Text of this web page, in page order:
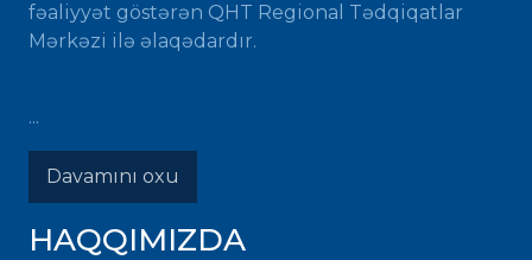
fəaliyyət göstərən QHT Regional Tədqiqatlar
Mərkəzi ilə əlaqədardır.
...
Davamını oxu
HAQQIMIZDA